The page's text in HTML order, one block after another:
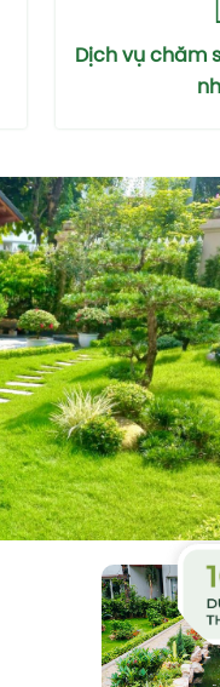
Dịch vụ chăm